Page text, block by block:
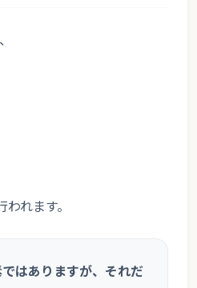
れます。
はありますが、それだ